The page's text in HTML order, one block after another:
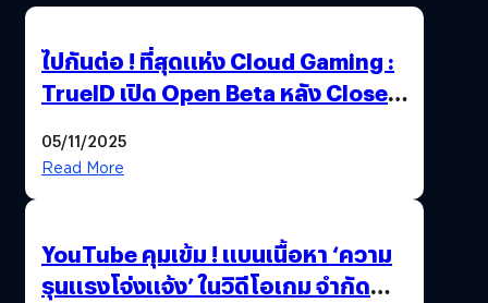
ไปกันต่อ ! ที่สุดแห่ง Cloud Gaming :
TrueID เปิด Open Beta หลัง Close
Thailand Game Show 2025 ทะลุ 15
05/11/2025
Read More
YouTube คุมเข้ม ! แบนเนื้อหา ‘ความ
รุนแรงโจ่งแจ้ง’ ในวิดีโอเกม จำกัด